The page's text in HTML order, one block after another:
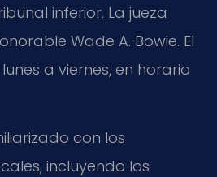
inferior. La jueza
Wade A. Bowie. El
a viernes, en horario
con los
incluyendo los